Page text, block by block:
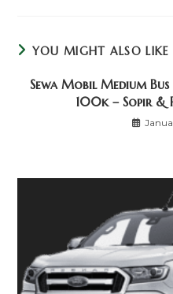
YOU MIGHT ALSO LIKE
Sewa Mobil Medium
100k – Sopir &